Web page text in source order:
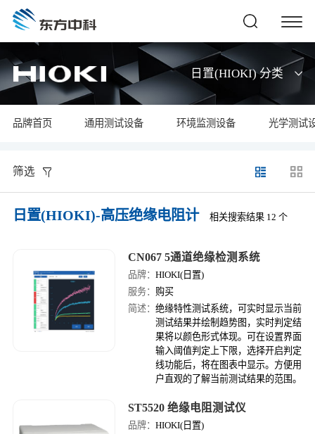
日置(HIOKI) 分类
品牌首页 通用测试设备 环境监测设备 光学测试
筛选
日置(HIOKI)-高压绝缘电阻计 相关搜索结果 12 个
CN067 5通道绝缘检测系统
品牌：HIOKI(日置)
服务： 购买
简述：绝缘特性测试系统，可实时显示当前
测试结果并绘制趋势图，实时判定结
果将以颜色形式体现。可在设置界面
输入阈值判定上下限，选择开启判定
线功能后，将在图表中显示。方便用
户直观的了解当前测试结果的范围。
ST5520 绝缘电阻测试仪
品牌：HIOKI(日置)